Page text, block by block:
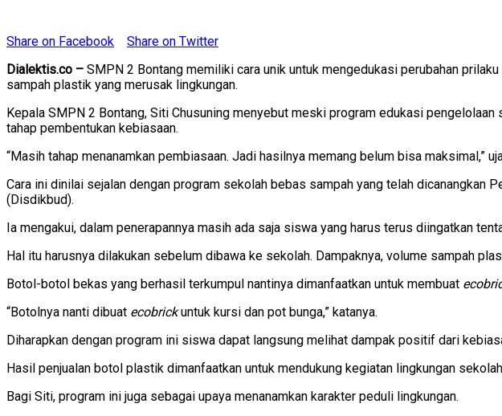
Share on Facebook
Share on Twitter
Dialektis.co – SMPN 2 Bontang memiliki cara unik untuk mengedukasi perubahan
sampah plastik yang merusak lingkungan.
Kepala SMPN 2 Bontang, Siti Chusuning menyebut meski program edukasi
tahap pembentukan kebiasaan.
“Masih tahap menanamkan pembiasaan. Jadi hasilnya memang belum bisa maksimal,”
Cara ini dinilai sejalan dengan program sekolah bebas sampah yang telah
(Disdikbud).
Ia mengakui, dalam penerapannya masih ada saja siswa yang harus terus diingatkan
Hal itu harusnya dilakukan sebelum dibawa ke sekolah. Dampaknya, volume sampah
Botol-botol bekas yang berhasil terkumpul nantinya dimanfaatkan untuk membuat
“Botolnya nanti dibuat ecobrickuntuk kursi dan pot bunga,” katanya.
Diharapkan dengan program ini siswa dapat langsung melihat dampak positif dari
Hasil penjualan botol plastik dimanfaatkan untuk mendukung kegiatan lingkungan
Bagi Siti, program ini juga sebagai upaya menanamkan karakter peduli lingkungan.